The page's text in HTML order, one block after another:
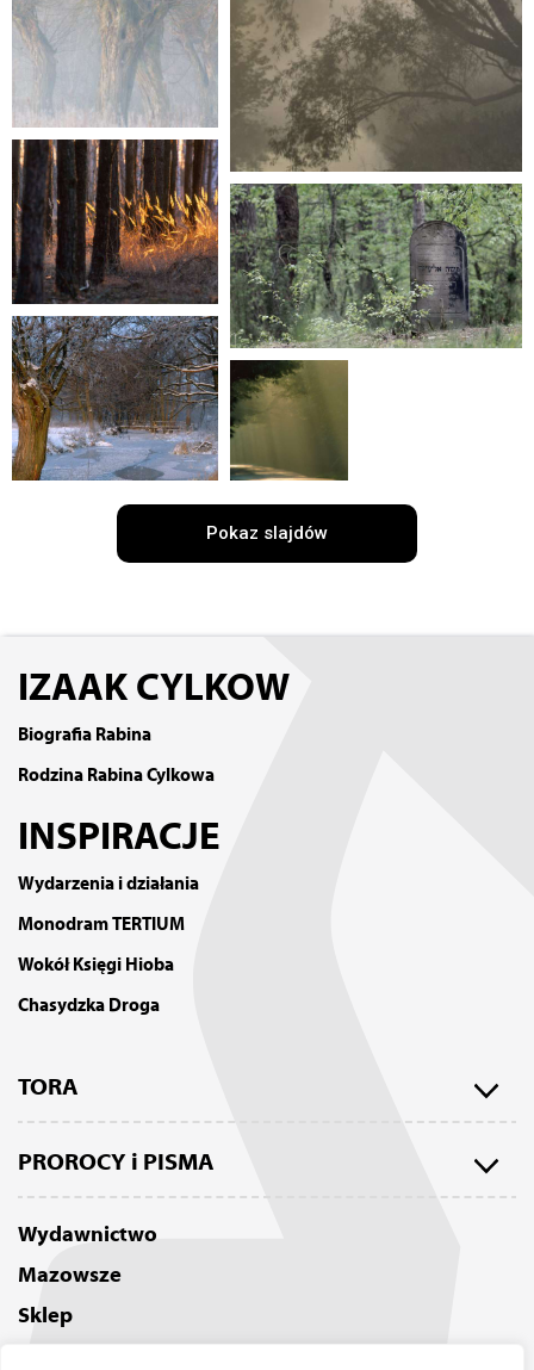
Pokaz slajdów
IZAAK CYLKOW
Biografia Rabina
Rodzina Rabina Cylkowa
INSPIRACJE
Wydarzenia i działania
Monodram TERTIUM
Wokół Księgi Hioba
Chasydzka Droga
TORA
Tora w Judaizmie
PROROCY i PISMA
Księgi Jezajasza
Księgi Pięciu Zwojów (Hamesz Megilot)
Wydawnictwo
Mazowsze
Sklep